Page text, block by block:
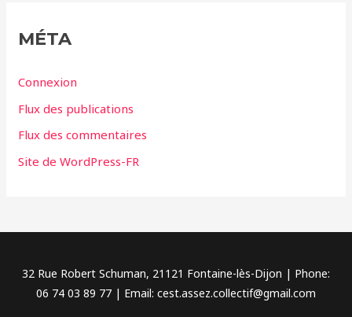
r
MÉTA
Connexion
Flux des publications
Flux des commentaires
Site de WordPress-FR
32 Rue Robert Schuman, 21121 Fontaine-lès-Dijon | Phone:
06 74 03 89 77 | Email: cest.assez.collectif@gmail.com